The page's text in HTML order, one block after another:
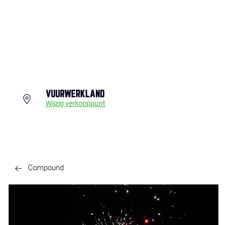
VUURWERKLAND
Wijzig verkooppunt
Compound